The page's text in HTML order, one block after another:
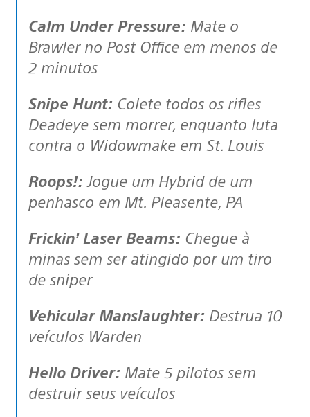
Calm Under Pressure: Mate o
Brawler no Post Office em menos de
2 minutos
Snipe Hunt: Colete todos os rifles
Deadeye sem morrer, enquanto luta
contra o Widowmake em St. Louis
Roops!: Jogue um Hybrid de um
penhasco em Mt. Pleasente, PA
Frickin’ Laser Beams: Chegue à
minas sem ser atingido por um tiro
de sniper
Vehicular Manslaughter: Destrua 10
veículos Warden
Hello Driver: Mate 5 pilotos sem
destruir seus veículos